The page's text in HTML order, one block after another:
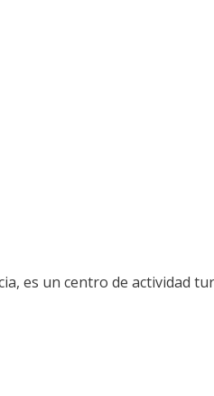
es un centro de actividad